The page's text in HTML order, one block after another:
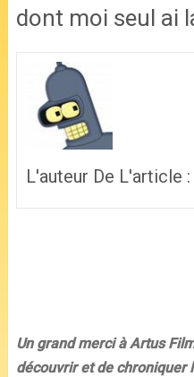
dont moi seul ai
L'auteur De L'article :
Un grand merci à Artus
découvrir et de chroniquer